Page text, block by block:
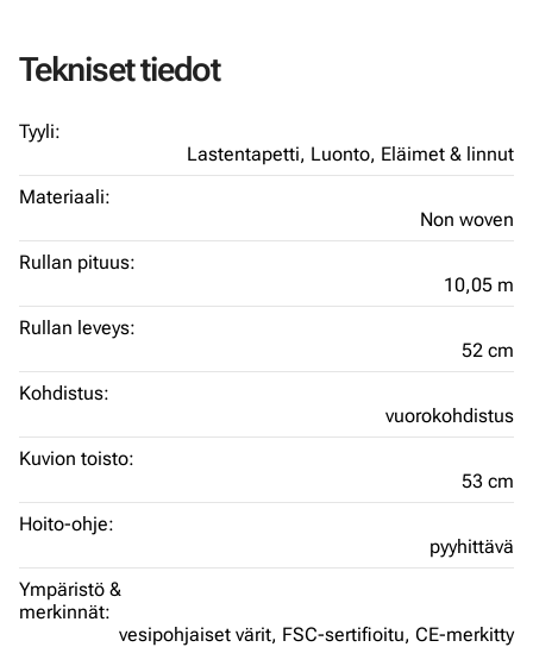
Tekniset tiedot
Tyyli:
Lastentapetti, Luonto, Eläimet & linnut
Materiaali:
Non woven
Rullan pituus:
10,05 m
Rullan leveys:
52 cm
Kohdistus:
vuorokohdistus
Kuvion toisto:
53 cm
Hoito-ohje:
pyyhittävä
Ympäristö &
merkinnät:
vesipohjaiset värit, FSC-sertifioitu, CE-merkitty